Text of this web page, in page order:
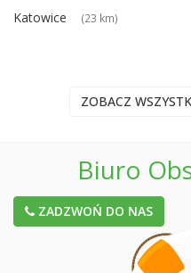
Katowice (23 km)
ZOBACZ
Biuro
ZADZWOŃ DO NAS